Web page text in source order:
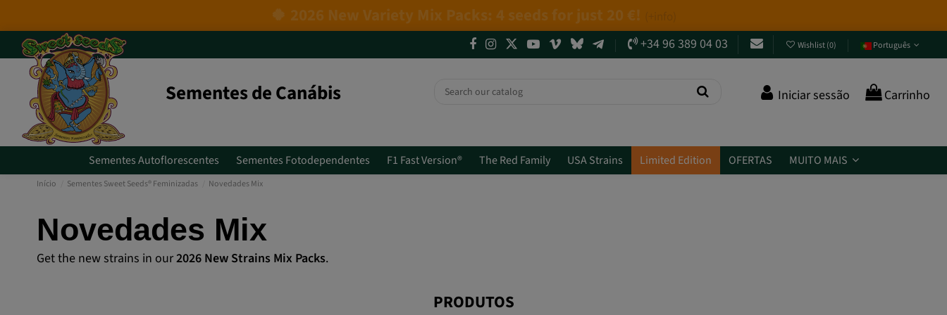
4 NEW LIMITED EDITIONS💣(+info)
+34 96 389 04 03
Wishlist(0) Português
Sementes de Canábis Iniciar sessão Carrinho
Sementes Autoflorescentes Sementes Fotodependentes F1 Fast Version® The Red Family USA Strains Limited Edition OFERTAS MUITO MAIS
Início Sementes Sweet Seeds® Feminizadas Novedades Mix
Novedades Mix
Get the new strains in our2026 New Strains Mix Packs.
PRODUTOS